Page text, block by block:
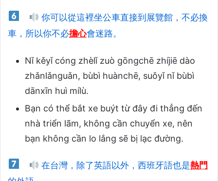
你可以從這裡坐公車直接到展覽館，不必換
車，所以你不必擔心會迷路。
Nǐ kěyǐ cóng zhèlǐ zuò gōngchē zhíjiē dào
zhǎnlǎnguǎn, bùbì huànchē, suǒyǐ nǐ bùbì
dānxīn huì mílù.
Bạn có thể bắt xe buýt từ đây đi thẳng đến
nhà triển lãm, không cần chuyển xe, nên
bạn không cần lo lắng sẽ bị lạc đường.
在台灣，除了英語以外，西班牙語也是熱門